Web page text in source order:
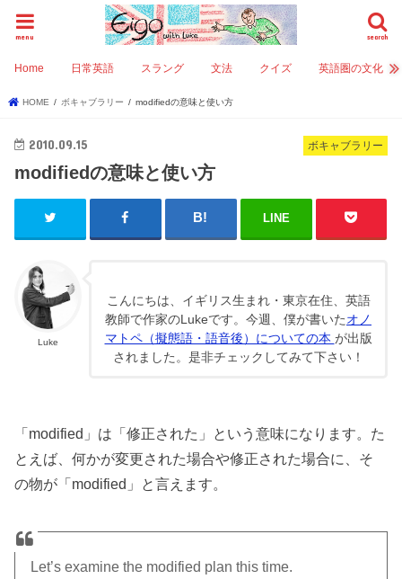
search
menu
Home 日常英語 スラング 文法 クイズ 英語圏の文化
HOME ボキャブラリー modifiedの意味と使い方
ボキャブラリー
2010.09.15
modifiedの意味と使い方
LINE
Luke
こんにちは、イギリス生まれ・東京在住、英語
教師で作家のLukeです。今週、僕が書いたオノ
マトペ（擬態語・語音後）についての本 が出版
されました。是非チェックしてみて下さい！
「modified」は「修正された」という意味になります。た
とえば、何かが変更された場合や修正された場合に、そ
の物が「modified」と言えます。
Let’s examine the modified plan this time.